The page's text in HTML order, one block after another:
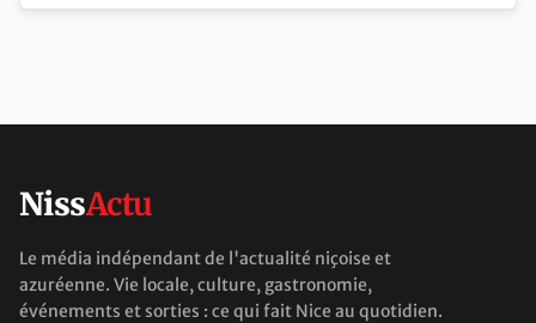
NissActu
Le média indépendant de l'actualité niçoise et
azuréenne. Vie locale, culture, gastronomie,
événements et sorties : ce qui fait Nice au quotidien.